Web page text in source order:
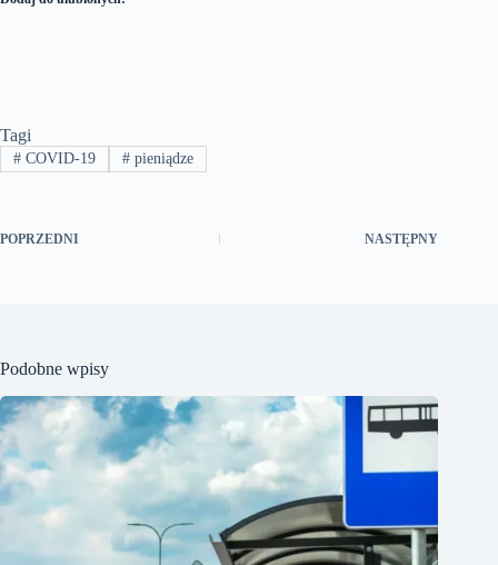
Tagi
#COVID-19 #pieniądze
POPRZEDNI NASTĘPNY
Podobne wpisy